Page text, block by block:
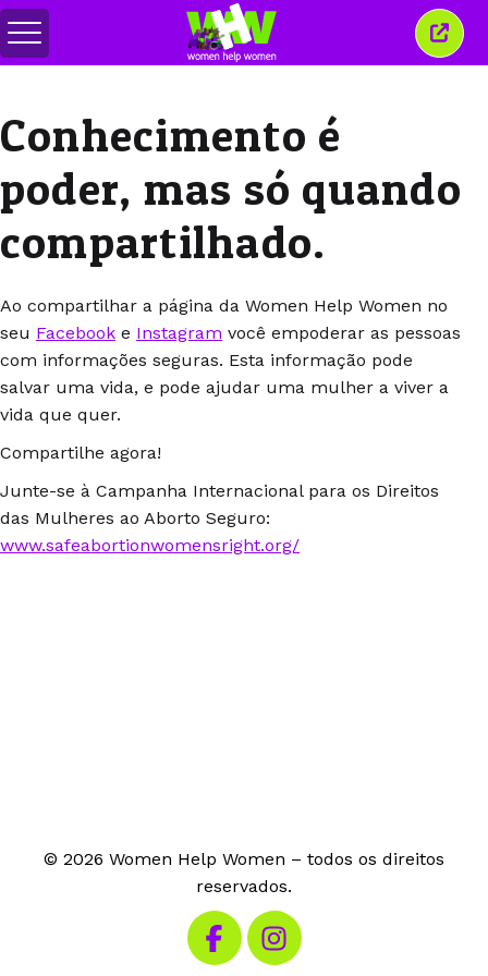
Alternar
menu
esta
Conhecimento é
poder, mas só quando
compartilhado.
Ao compartilhar a página da Women Help Women no
seu Facebook e Instagram você empoderar as pessoas
com informações seguras. Esta informação pode
salvar uma vida, e pode ajudar uma mulher a viver a
vida que quer.
Compartilhe agora!
Junte-se à Campanha Internacional para os Direitos
das Mulheres ao Aborto Seguro:
www.safeabortionwomensright.org/
© 2026 Women Help Women – todos os direitos
reservados.
Visita o nosso Facebook
Visita o nosso Instagram